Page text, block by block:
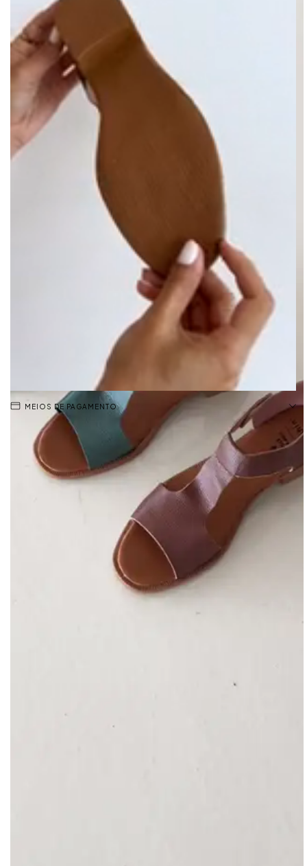
MEIOS DE PAGAMENTO
⚠️ Forma grande: aconselhamos escolher um número menor que o
habitual.
A Sandália Cris é feita de couro, com design aberto na frente e nas
laterais. Possui tira central que conecta a parte frontal ao tornozelo. O
solado emborrachado e o salto baixo quadrado garantem
estabilidade e conforto ao caminhar. Ideal para uso casual e em
Avaliações